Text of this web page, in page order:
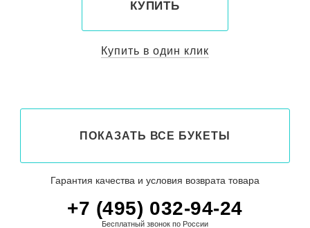
КУПИТЬ
Купить в один клик
ПОКАЗАТЬ ВСЕ БУКЕТЫ
Гарантия качества и условия возврата товара
+7 (495) 032-94-24
Бесплатный звонок по России